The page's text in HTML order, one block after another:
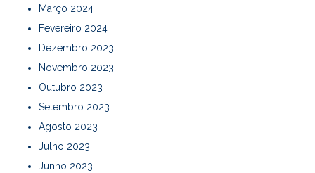
Março 2024
Fevereiro 2024
Dezembro 2023
Novembro 2023
Outubro 2023
Setembro 2023
Agosto 2023
Julho 2023
Junho 2023